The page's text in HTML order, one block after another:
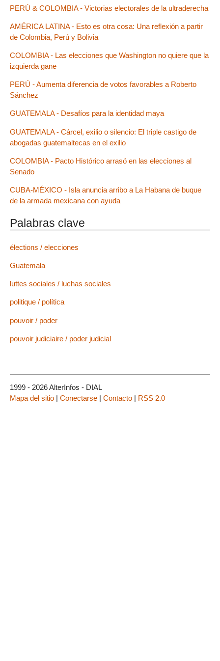
PERÚ & COLOMBIA - Victorias electorales de la ultraderecha
AMÉRICA LATINA - Esto es otra cosa: Una reflexión a partir
de Colombia, Perú y Bolivia
COLOMBIA - Las elecciones que Washington no quiere que la
izquierda gane
PERÚ - Aumenta diferencia de votos favorables a Roberto
Sánchez
GUATEMALA - Desafíos para la identidad maya
GUATEMALA - Cárcel, exilio o silencio: El triple castigo de
abogadas guatemaltecas en el exilio
COLOMBIA - Pacto Histórico arrasó en las elecciones al
Senado
CUBA-MÉXICO - Isla anuncia arribo a La Habana de buque
de la armada mexicana con ayuda
Palabras clave
élections / elecciones
Guatemala
luttes sociales / luchas sociales
politique / política
pouvoir / poder
pouvoir judiciaire / poder judicial
1999 - 2026 AlterInfos - DIAL
Mapa del sitio | Conectarse | Contacto | RSS 2.0